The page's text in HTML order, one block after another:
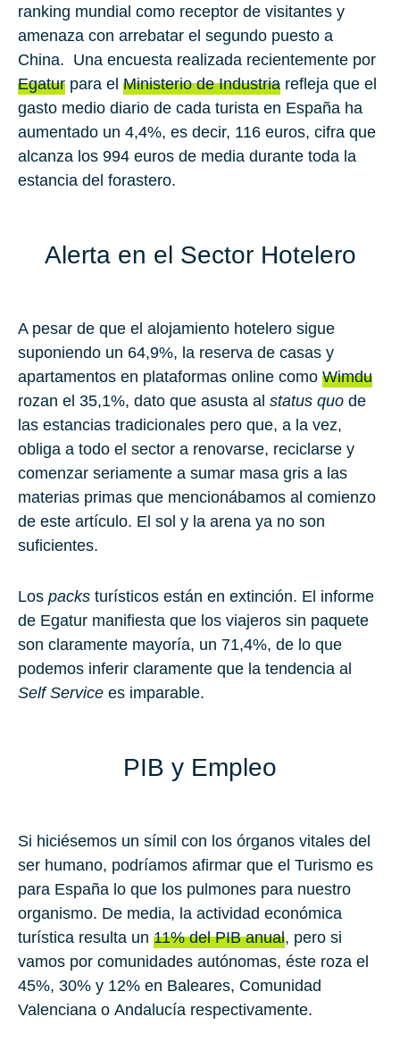
ranking mundial como receptor de visitantes y
amenaza con arrebatar el segundo puesto a
China. Una encuesta realizada recientemente por
Egatur para el Ministerio de Industria refleja que el
gasto medio diario de cada turista en España ha
aumentado un 4,4%, es decir, 116 euros, cifra que
alcanza los 994 euros de media durante toda la
estancia del forastero.
Alerta en el Sector Hotelero
A pesar de que el alojamiento hotelero sigue
suponiendo un 64,9%, la reserva de casas y
apartamentos en plataformas online como Wimdu
rozan el 35,1%, dato que asusta al status quo de
las estancias tradicionales pero que, a la vez,
obliga a todo el sector a renovarse, reciclarse y
comenzar seriamente a sumar masa gris a las
materias primas que mencionábamos al comienzo
de este artículo. El sol y la arena ya no son
suficientes.
Los packs turísticos están en extinción. El informe
de Egatur manifiesta que los viajeros sin paquete
son claramente mayoría, un 71,4%, de lo que
podemos inferir claramente que la tendencia al
Self Service es imparable.
PIB y Empleo
Si hiciésemos un símil con los órganos vitales del
ser humano, podríamos afirmar que el Turismo es
para España lo que los pulmones para nuestro
organismo. De media, la actividad económica
turística resulta un 11%del PIB anual, pero si
vamos por comunidades autónomas, éste roza el
45%, 30% y 12% en Baleares, Comunidad
Valenciana o Andalucía respectivamente.